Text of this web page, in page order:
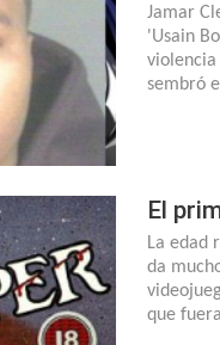
Jamar
'Usain
violencia
sembró
El
La edad
da
que